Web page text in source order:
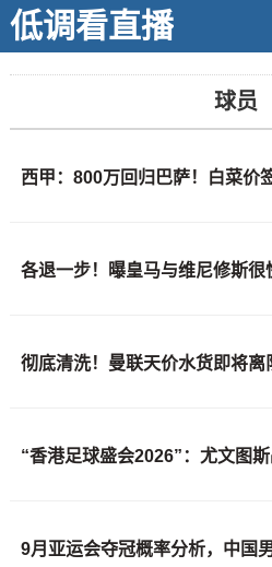
低调看直播
球员
西甲：800万回归巴萨！白菜价
彻底清洗！曼联天价水货即将
“香港足球盛会2026”：尤文图
9月亚运会夺冠概率分析，中国